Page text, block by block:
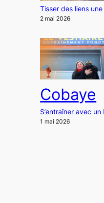
Tisser des liens
2 mai 2026
Cobaye
S’entraîner avec
1 mai 2026